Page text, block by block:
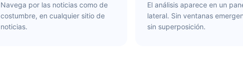
Navega por las noticias como de
costumbre, en cualquier sitio de
noticias.
El análisis aparece en un
lateral. Sin ventanas
sin superposición.